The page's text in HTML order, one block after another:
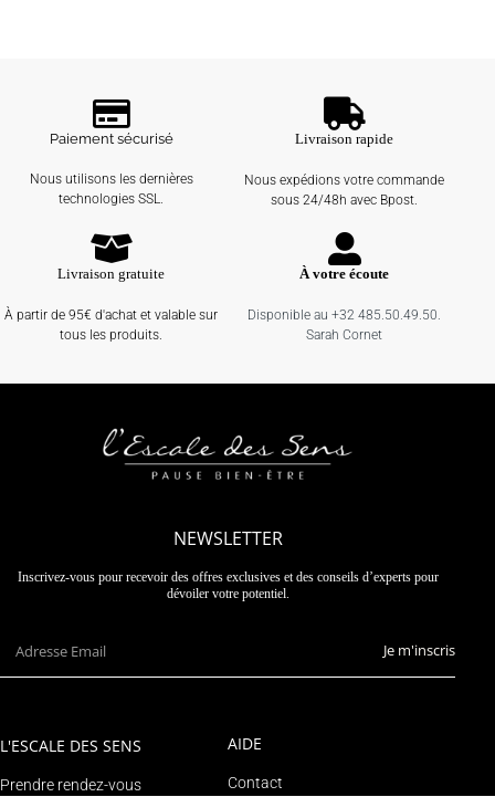
Paiement sécurisé
Nous utilisons les dernières
technologies SSL.
Livraison rapide
Nous expédions votre commande
sous 24/48h avec Bpost.
Livraison gratuite
À partir de 95€ d'achat et valable sur
tous les produits.
À votre écoute
Disponible au +32 485.50.49.50.
Sarah Cornet
NEWSLETTER
Inscrivez-vous pour recevoir des offres exclusives et des conseils d’experts pour
dévoiler votre potentiel.
Je m'inscris
L'ESCALE DES SENS
Prendre rendez-vous
AIDE
Contact